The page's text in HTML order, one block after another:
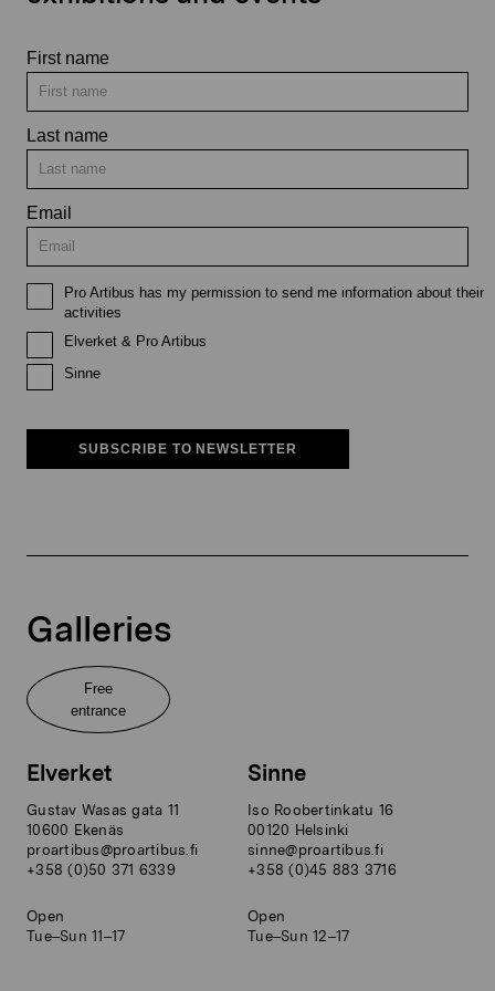
First name
Last name
Email
Pro Artibus has my permission to send me information about their
activities
Elverket & Pro Artibus
Sinne
SUBSCRIBE TO NEWSLETTER
Galleries
Free
entrance
Elverket
Gustav Wasas gata 11
10600 Ekenäs
proartibus@proartibus.fi
+358 (0)50 371 6339
Open
Tue–Sun 11–17
Sinne
Iso Roobertinkatu 16
00120 Helsinki
sinne@proartibus.fi
+358 (0)45 883 3716
Open
Tue–Sun 12–17